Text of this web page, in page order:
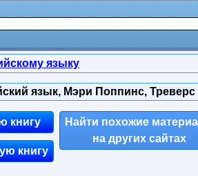
языку
язык, Мэри Поппинс, Треверс
книгу
книгу
Найти похожие
на других сайтах